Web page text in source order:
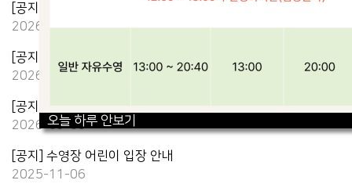
오늘 하루 안보기
[공지] 자유수영 입장시간 안내
2026-08-03
[공지] 자유수영 추첨제 운영안내
2026-05-04
[공지] 다자녀 기준 및 등록 안내
2026-03-05
[공지] 수영장 어린이 입장 안내
2025-11-06